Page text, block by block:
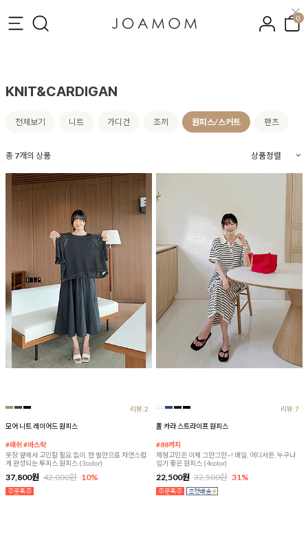
0
KNIT&CARDIGAN
전체보기 니트 가디건 조끼 원피스/스커트 팬츠
총 7개의 상품
리뷰:2
모어 니트 레이어드 원피스
#매쉬 #바스락
옷장 앞에서 고민할 필요 없이, 한 벌만으로 자연스럽
게 완성되는 투피스 원피스 (3color)
37,800원 42,000원 10%
리뷰:7
폴 카라 스트라이프 원피스
#88까지
체형고민은 이제 그만그만~! 매일, 어디서든, 누구나
입기 좋은 원피스 (4color)
22,500원 32,500원 31%